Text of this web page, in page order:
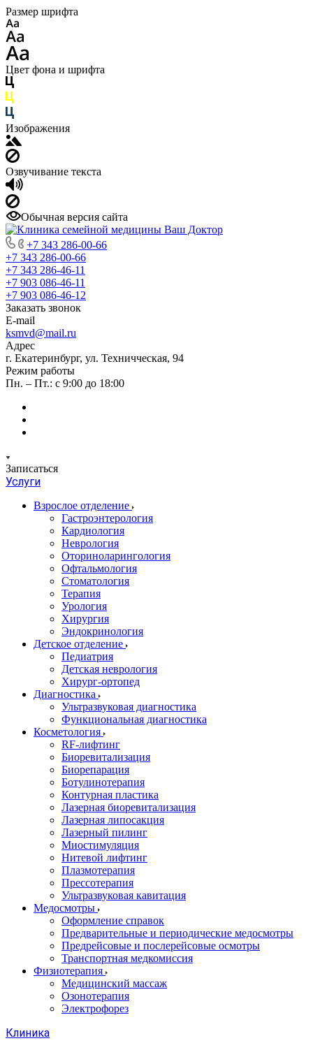
Размер шрифта
Цвет фона и шрифта
Изображения
Озвучивание текста
Обычная версия сайта
+7 343 286-00-66
+7 343 286-00-66
+7 343 286-46-11
+7 903 086-46-11
+7 903 086-46-12
Заказать звонок
E-mail
ksmvd@mail.ru
Адрес
г. Екатеринбург, ул. Техничческая, 94
Режим работы
Пн. – Пт.: с 9:00 до 18:00
Записаться
Услуги
Взрослое отделение
Гастроэнтерология
Кардиология
Неврология
Оториноларингология
Офтальмология
Стоматология
Терапия
Урология
Хирургия
Эндокринология
Детское отделение
Педиатрия
Детская неврология
Хирург-ортопед
Диагностика
Ультразвуковая диагностика
Функциональная диагностика
Косметология
RF-лифтинг
Биоревитализация
Биорепарация
Ботулинотерапия
Контурная пластика
Лазерная биоревитализация
Лазерная липосакция
Лазерный пилинг
Миостимуляция
Нитевой лифтинг
Плазмотерапия
Прессотерапия
Ультразвуковая кавитация
Медосмотры
Оформление справок
Предварительные и периодические медосмотры
Предрейсовые и послерейсовые осмотры
Транспортная медкомиссия
Физиотерапия
Медицинский массаж
Озонотерапия
Электрофорез
Клиника